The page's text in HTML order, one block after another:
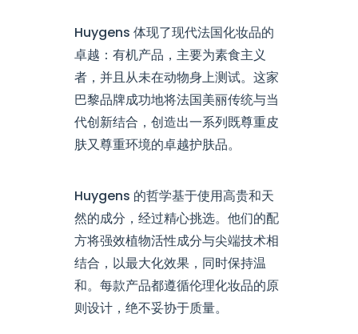
Huygens 体现了现代法国化妆品的
卓越：有机产品，主要为素食主义
者，并且从未在动物身上测试。这家
巴黎品牌成功地将法国美丽传统与当
代创新结合，创造出一系列既尊重皮
肤又尊重环境的卓越护肤品。
Huygens 的哲学基于使用高贵和天
然的成分，经过精心挑选。他们的配
方将强效植物活性成分与尖端技术相
结合，以最大化效果，同时保持温
和。每款产品都遵循伦理化妆品的原
则设计，绝不妥协于质量。